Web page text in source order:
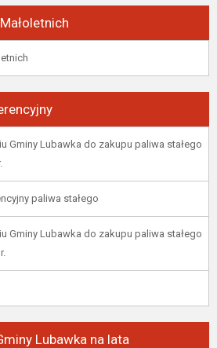
Gminy Lubawka do zakupu paliwa stałego
paliwa stałego
Gminy Lubawka do zakupu paliwa stałego
Lubawka na lata